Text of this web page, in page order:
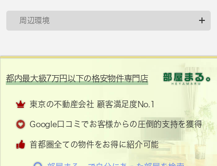
周辺環境
都内最大級7万円以下の格安物件専門店
東京の不動産会社 顧客満足度No.1
Google口コミでお客様からの圧倒的支持を獲得
首都圏全ての物件をお得に紹介可能